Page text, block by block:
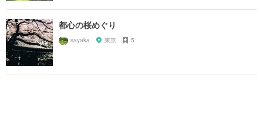
都心の桜めぐり
sayaka 東京 5